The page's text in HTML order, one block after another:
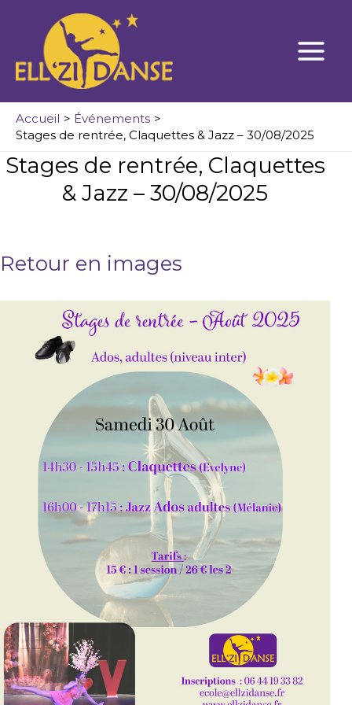
contenu
Accueil
Événements
Stages de rentrée, Claquettes & Jazz – 30/08/2025
Stages de rentrée, Claquettes
& Jazz – 30/08/2025
Retour en images